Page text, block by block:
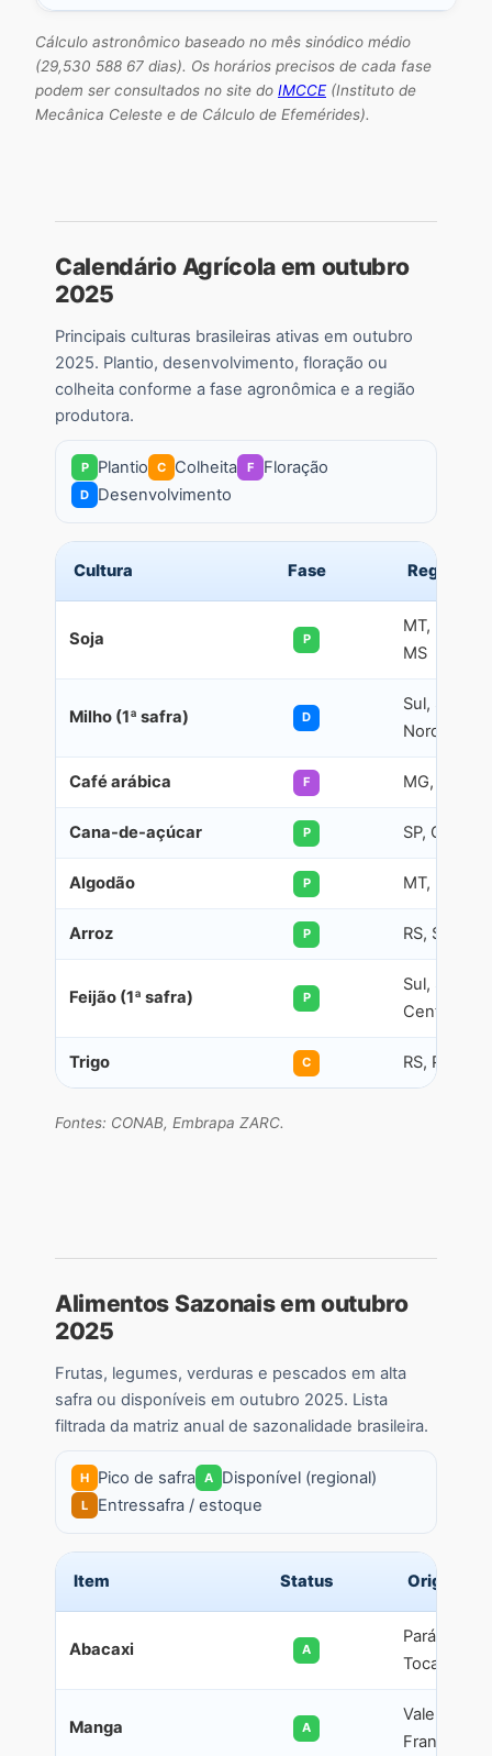
Cálculo astronômico baseado no mês sinódico médio
(29,530 588 67 dias). Os horários precisos de cada fase
podem ser consultados no site do IMCCE (Instituto de
Mecânica Celeste e de Cálculo de Efemérides).
Calendário Agrícola em outubro
2025
Principais culturas brasileiras ativas em outubro
2025. Plantio, desenvolvimento, floração ou
colheita conforme a fase agronômica e a região
produtora.
P Plantio C Colheita F Floração
D Desenvolvimento
Cultura Fase Regiões
Soja P
MT, PR, RS,
MS
Milho (1ª safra) D
Sul,
Nordeste
Café arábica F MG, SP,
Cana-de-açúcar P SP, GO,
Algodão P MT, BA,
Arroz P RS, SC,
Feijão (1ª safra) P
Sul,
Centro-
Trigo C RS, PR, SC
Fontes: CONAB, Embrapa ZARC.
Alimentos Sazonais em outubro
2025
Frutas, legumes, verduras e pescados em alta
safra ou disponíveis em outubro 2025. Lista
filtrada da matriz anual de sazonalidade brasileira.
H Pico de safra A Disponível (regional)
L Entressafra / estoque
Item Status Origem
Abacaxi A
Pará,
Tocantins
Manga A
Vale do São
Francisco